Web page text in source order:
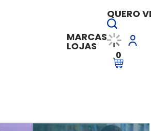
MARCAS
LOJAS
QUERO
0